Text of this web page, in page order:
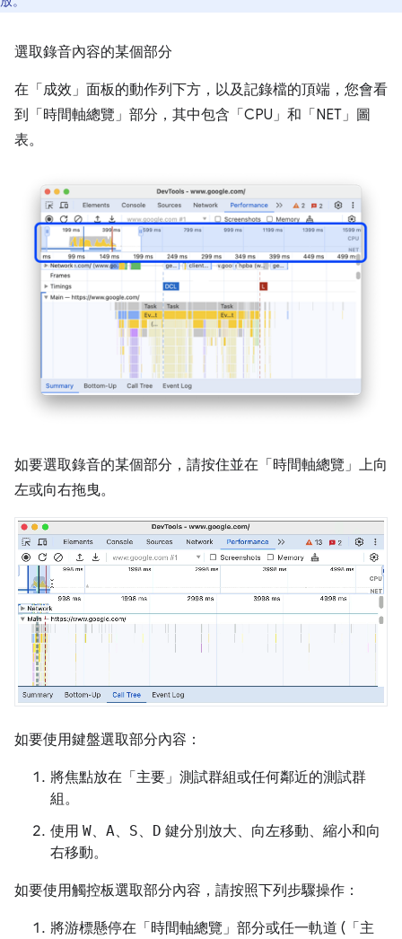
選取錄音內容的某個部分
在「成效」 面板的動作列下方，以及記錄檔的頂端，您會看
到「時間軸總覽」 部分，其中包含「CPU」 和「NET」 圖
表。
如要選取錄音的某個部分，請按住並在「時間軸總覽」 上向
左或向右拖曳。
如要使用鍵盤選取部分內容：
將焦點放在「主要」 測試群組或任何鄰近的測試群
組。
使用 W、 A、 S、 D 鍵分別放大、向左移動、縮小和向
右移動。
如要使用觸控板選取部分內容，請按照下列步驟操作：
將游標懸停在「時間軸總覽」 部分或任一軌道 (「主